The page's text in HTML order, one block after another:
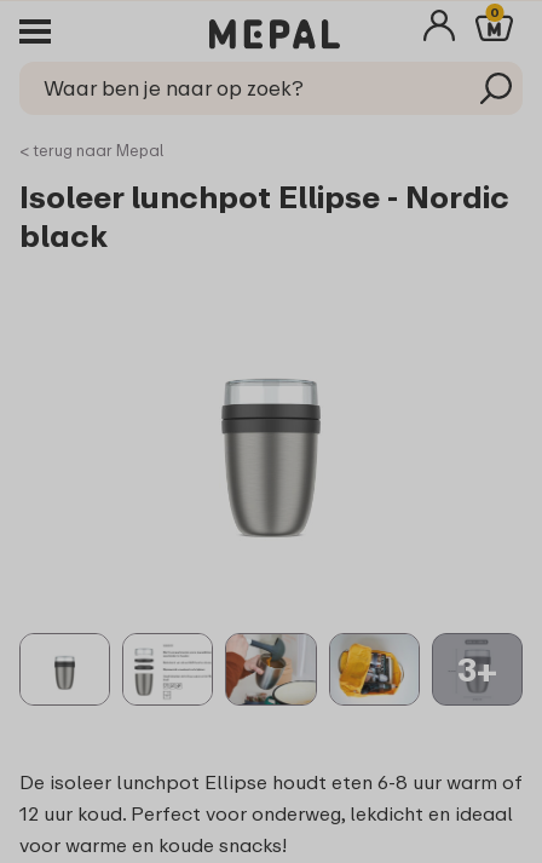
0
< terug naar Mepal
Isoleer lunchpot Ellipse - Nordic
black
3+
De isoleer lunchpot Ellipse houdt eten 6-8 uur warm of
12 uur koud. Perfect voor onderweg, lekdicht en ideaal
voor warme en koude snacks!